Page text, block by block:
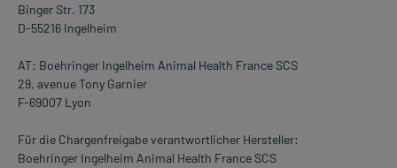
Binger Str. 173
D-55216 Ingelheim
AT: Boehringer Ingelheim Animal Health France SCS
29, avenue Tony Garnier
F-69007 Lyon
Für die Chargenfreigabe verantwortlicher Hersteller:
Boehringer Ingelheim Animal Health France SCS